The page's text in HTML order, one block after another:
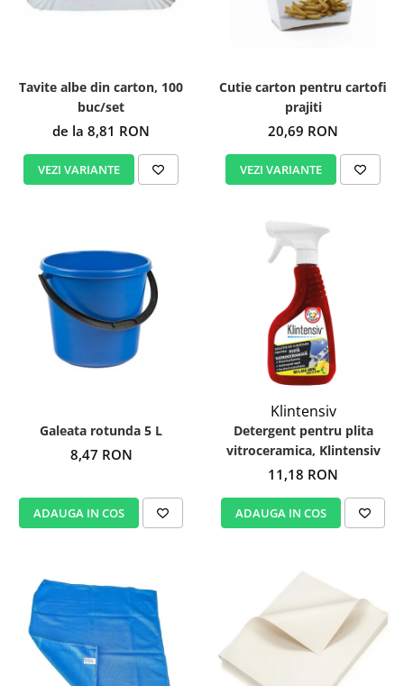
Tavite albe din carton, 100
buc/set
de la 8,81 RON
VEZI VARIANTE
Cutie carton pentru cartofi
prajiti
20,69 RON
VEZI VARIANTE
Galeata rotunda 5 L
8,47 RON
ADAUGA IN COS
Klintensiv
Detergent pentru plita
vitroceramica, Klintensiv
11,18 RON
ADAUGA IN COS